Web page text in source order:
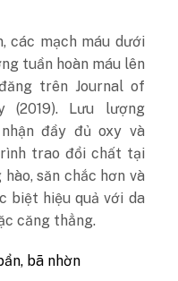
các mạch máu dưới
tuần hoàn máu lên
trên Journal of
(2019). Lưu lượng
đầy đủ oxy và
trao đổi chất tại
săn chắc hơn và
biệt hiệu quả với da
căng thẳng.
bã nhờn